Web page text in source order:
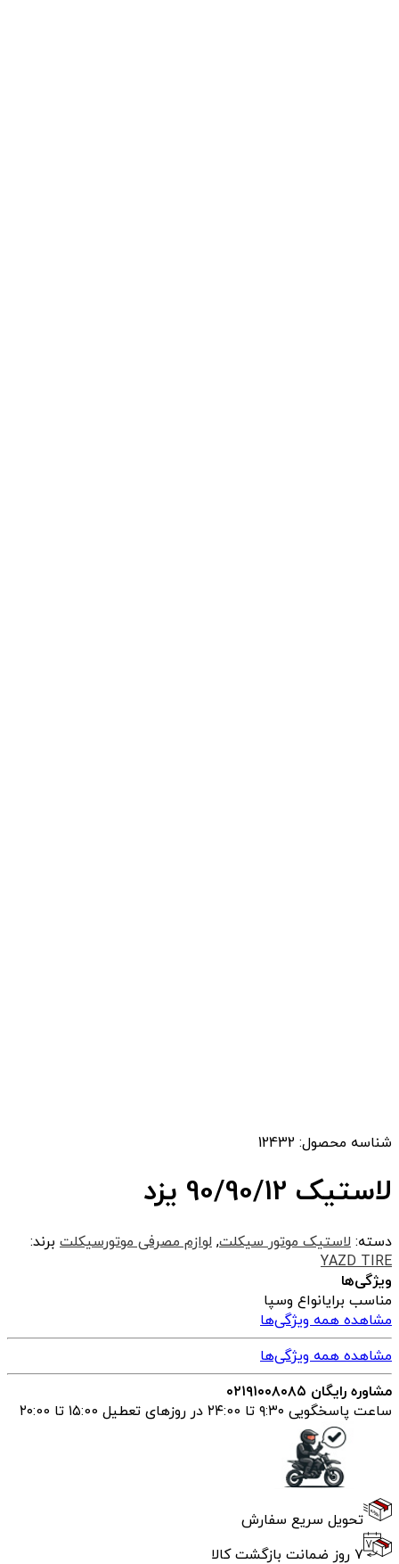
شناسه محصول: 12432
لاستیک 90/90/12 یزد
دسته: لاستیک موتور سیکلت, لوازم مصرفی موتورسیکلت برند:
YAZD TIRE
ویژگی‌ها
مناسب برایانواع وسپا
مشاهده همه ویژگی‌ها
مشاهده همه ویژگی‌ها
مشاوره رایگان ۰۲۱۹۱۰۰۸۰۸۵
ساعت پاسخگویی ۹:۳۰ تا ۲۴:00 در روزهای تعطیل ۱۵:00 تا ۲۰:00
تحویل سریع سفارش
۷ روز ضمانت بازگشت کالا